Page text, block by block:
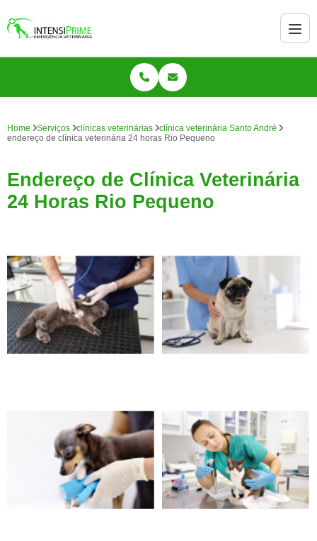
Home Serviços clínicas veterinárias
clínica veterinária Santo André
endereço de clínica veterinária 24 horas Rio Pequeno
Endereço de Clínica Veterinária
24 Horas Rio Pequeno